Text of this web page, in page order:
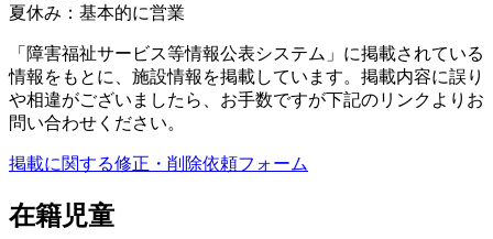
夏休み：基本的に営業
「障害福祉サービス等情報公表システム」に掲載されている
情報をもとに、施設情報を掲載しています。掲載内容に誤り
や相違がございましたら、お手数ですが下記のリンクよりお
問い合わせください。
掲載に関する修正・削除依頼フォーム
在籍児童